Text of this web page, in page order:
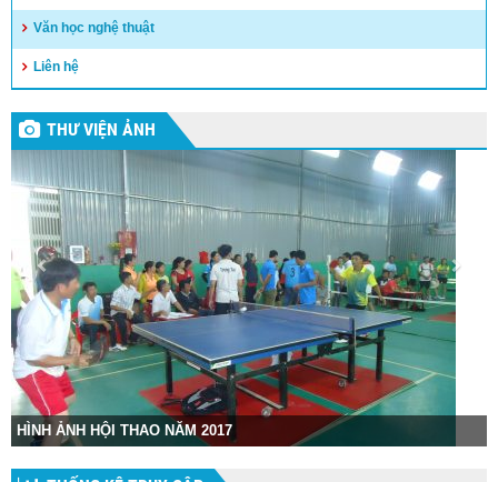
Văn học nghệ thuật
Liên hệ
THƯ VIỆN ẢNH
HÌNH ẢNH HỘI THAO NĂM 2017